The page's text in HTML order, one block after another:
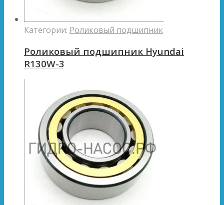
Категории: Роликовый подшипник
Роликовый подшипник Hyundai
R130W-3